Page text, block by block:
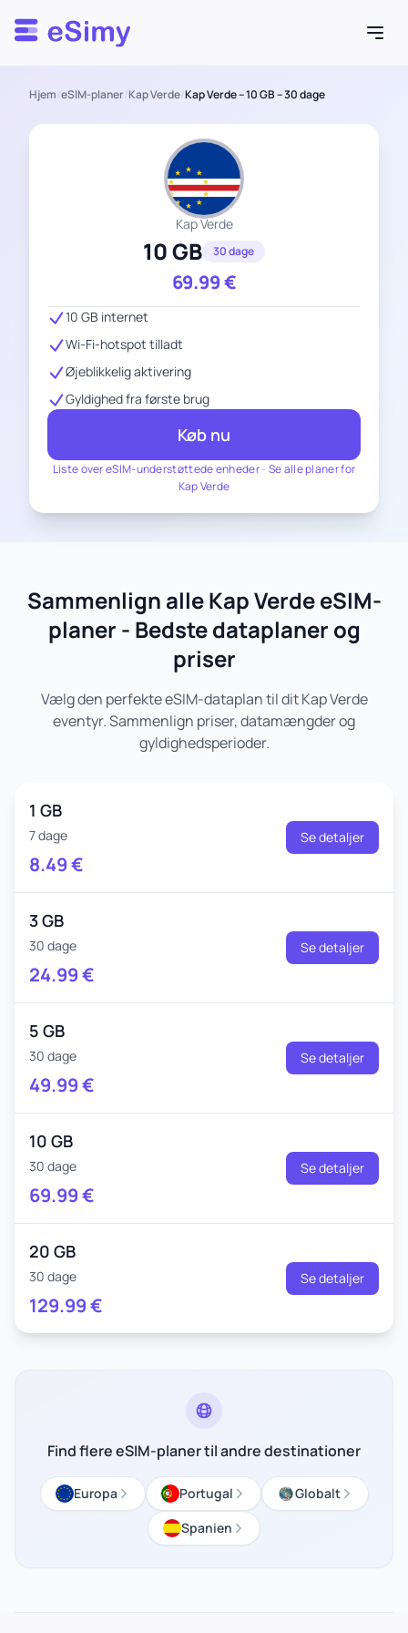
Esimy
Hjem/eSIM-planer/Kap Verde/Kap Verde – 10 GB – 30 dage
Kap Verde
10 GB 30 dage
69.99€
Liste over eSIM-understøttede enheder- Se alle planer for
Kap Verde
10 GB internet
Wi-Fi-hotspot tilladt
Øjeblikkelig aktivering
Gyldighed fra første brug
Køb nu
Sammenlign alle Kap Verde eSIM-
planer - Bedste dataplaner og
priser
Vælg den perfekte eSIM-dataplan til dit Kap Verde
eventyr. Sammenlign priser, datamængder og
gyldighedsperioder.
1 GB
7 dage
8.49€
Se detaljer
3 GB
30 dage
24.99€
Se detaljer
5 GB
30 dage
49.99€
Se detaljer
10 GB
30 dage
69.99€
Se detaljer
20 GB
30 dage
129.99€
Se detaljer
Find flere eSIM-planer til andre destinationer
Europa Portugal
Globalt
Spanien